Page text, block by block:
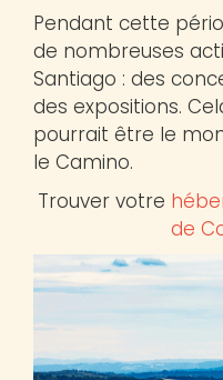
Pendant cette
de nombreuses
Santiago : des
des expositions.
pourrait être le
le Camino.
Trouver votre
de